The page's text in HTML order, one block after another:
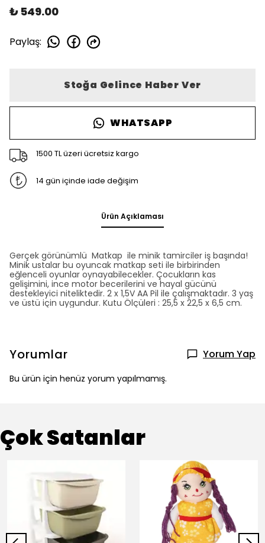
₺ 549.00
Paylaş:
Stoğa Gelince Haber Ver
WHATSAPP
1500 TL üzeri ücretsiz kargo
14 gün içinde iade değişim
Ürün Açıklaması
Gerçek görünümlü Matkap ile minik tamirciler iş başında!
Minik ustalar bu oyuncak matkap seti ile birbirinden
eğlenceli oyunlar oynayabilecekler. Çocukların kas
gelişimini, ince motor becerilerini ve hayal gücünü
destekleyici niteliktedir. 2 x 1,5V AA Pil ile çalışmaktadır. 3 yaş
ve üstü için uygundur. Kutu Ölçüleri : 25,5 x 22,5 x 6,5 cm.
Yorumlar Yorum Yap
Bu ürün için henüz yorum yapılmamış.
Çok Satanlar